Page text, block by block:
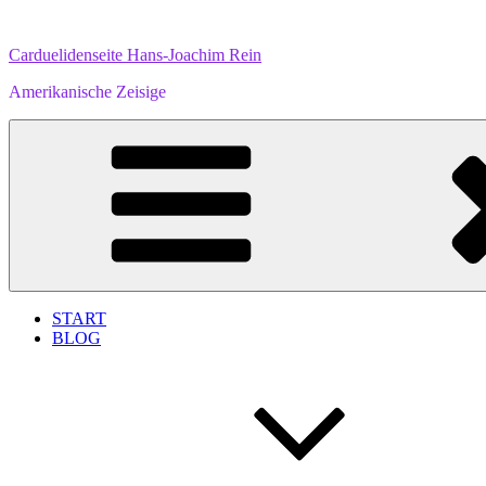
springen
Carduelidenseite Hans-Joachim Rein
Amerikanische Zeisige
START
BLOG